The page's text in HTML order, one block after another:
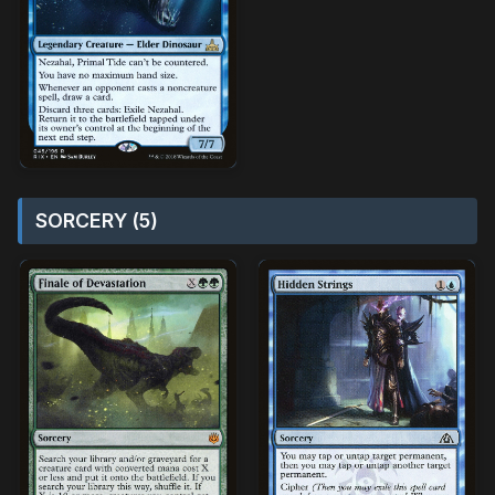
SORCERY (5)